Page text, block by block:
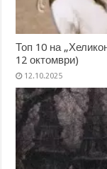
Топ 10 на
12 октомври)
12.10.2025